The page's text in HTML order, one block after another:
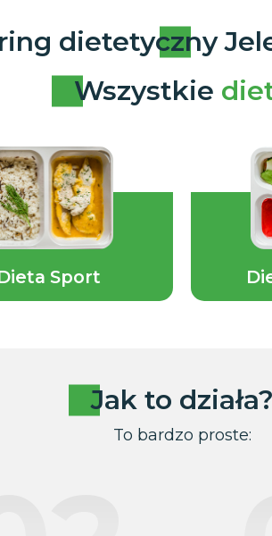
dietetyczny
Wszystkie
Sport
Jak to działa?
To bardzo proste: